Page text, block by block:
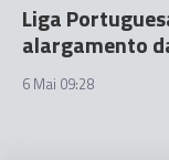
Liga
alargamento
6 Mai 09:28